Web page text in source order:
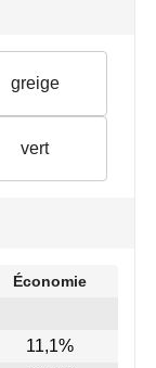
greige
vert
Économie
11,1%